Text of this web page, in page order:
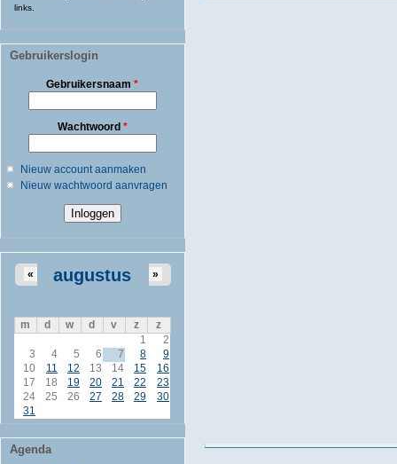
links.
Gebruikerslogin
Gebruikersnaam*
Wachtwoord *
Nieuw account aanmaken
Nieuw wachtwoord aanvragen
augustus
« »
m d w d v z
z
1
2
3
4 5 6 7 8
9
10
11 12 13 14 15
16
17
18 19 20 21 22
23
24
25 26 27 28 29
30
31
Agenda